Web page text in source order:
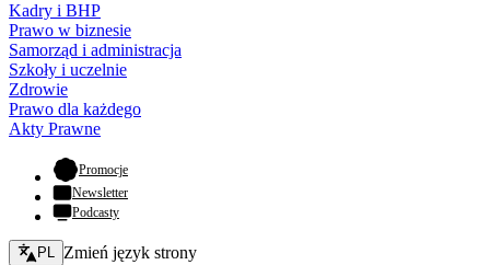
Kadry i BHP
Prawo w biznesie
Samorząd i administracja
Szkoły i uczelnie
Zdrowie
Prawo dla każdego
Akty Prawne
Promocje- otwiera się w nowej karcie
Newsletter
Podcasty
Zmień język - bieżący:
PL Zmień język strony